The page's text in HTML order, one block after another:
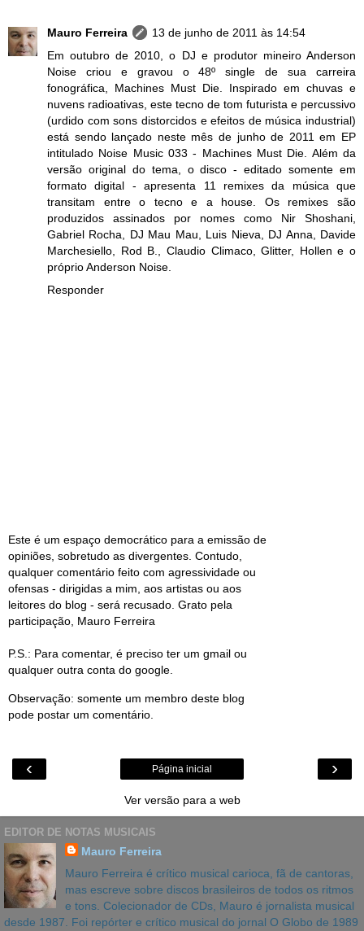
Mauro Ferreira
13 de junho de 2011 às 14:54
Em outubro de 2010, o DJ e produtor mineiro Anderson
Noise criou e gravou o 48º single de sua carreira
fonográfica, Machines Must Die. Inspirado em chuvas e
nuvens radioativas, este tecno de tom futurista e percussivo
(urdido com sons distorcidos e efeitos de música industrial)
está sendo lançado neste mês de junho de 2011 em EP
intitulado Noise Music 033 - Machines Must Die. Além da
versão original do tema, o disco - editado somente em
formato digital - apresenta 11 remixes da música que
transitam entre o tecno e a house. Os remixes são
produzidos assinados por nomes como Nir Shoshani,
Gabriel Rocha, DJ Mau Mau, Luis Nieva, DJ Anna, Davide
Marchesiello, Rod B., Claudio Climaco, Glitter, Hollen e o
próprio Anderson Noise.
Responder
Este é um espaço democrático para a emissão de
opiniões, sobretudo as divergentes. Contudo,
qualquer comentário feito com agressividade ou
ofensas - dirigidas a mim, aos artistas ou aos
leitores do blog - será recusado. Grato pela
participação, Mauro Ferreira
P.S.: Para comentar, é preciso ter um gmail ou
qualquer outra conta do google.
Observação: somente um membro deste blog
pode postar um comentário.
‹ ›
Página inicial
Ver versão para a web
EDITOR DE NOTAS MUSICAIS
Mauro Ferreira
Mauro Ferreira é crítico musical carioca, fã de cantoras,
mas escreve sobre discos brasileiros de todos os ritmos
e tons. Colecionador de CDs, Mauro é jornalista musical
desde 1987. Foi repórter e crítico musical do jornal O Globo de 1989